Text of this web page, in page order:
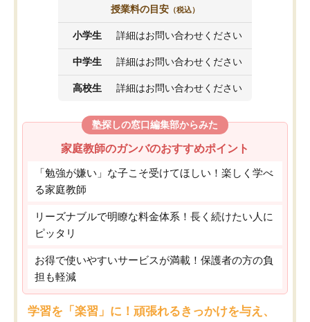
授業料の目安 （税込）
小学生 詳細はお問い合わせください
中学生 詳細はお問い合わせください
高校生 詳細はお問い合わせください
塾探しの窓口編集部からみた
家庭教師のガンバのおすすめポイント
「勉強が嫌い」な子こそ受けてほしい！楽しく学べ
る家庭教師
リーズナブルで明瞭な料金体系！長く続けたい人に
ピッタリ
お得で使いやすいサービスが満載！保護者の方の負
担も軽減
学習を「楽習」に！頑張れるきっかけを与え、